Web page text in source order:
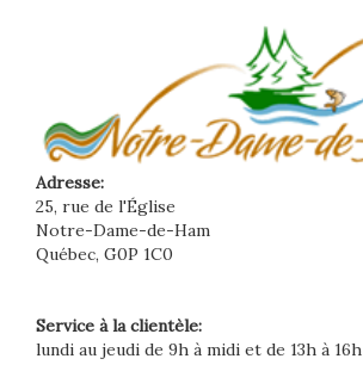
Adresse:
25, rue de l'Église
Notre-Dame-de-Ham
Québec, G0P 1C0
Service à la clientèle:
lundi au jeudi de 9h à midi et de 13h à 16h